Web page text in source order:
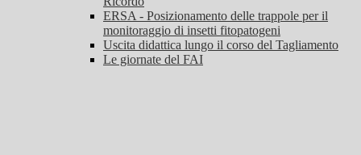
ERSA - Posizionamento delle trappole per il
monitoraggio di insetti fitopatogeni
Uscita didattica lungo il corso del Tagliamento
Le giornate del FAI